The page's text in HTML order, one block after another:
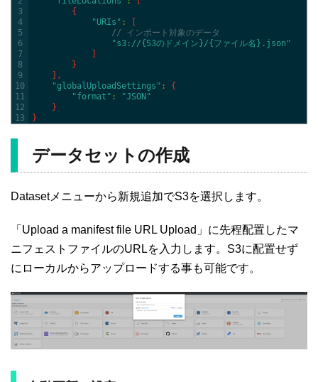
3
4
5
6
7
8
9
10
11
12
13
{
"URIs" :
// インポート対象のデータ
"s3://{S3のドメイン}/{ファイル名}.json"
}
,
"globalUploadSettings" :
{
"format" :
"JSON"
}
}
データセットの作成
Datasetメニューから新規追加でS3を選択します。
「Upload a manifest file URL Upload」に先程配置したマ
ニフェストファイルのURLを入力します。S3に配置せず
にローカルからアップロードする事も可能です。